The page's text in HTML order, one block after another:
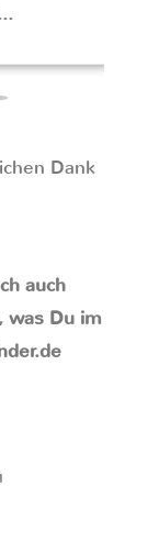
Dank
auch
was Du im